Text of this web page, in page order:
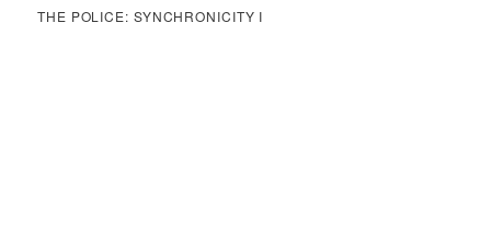
THE POLICE: SYNCHRONICITY I